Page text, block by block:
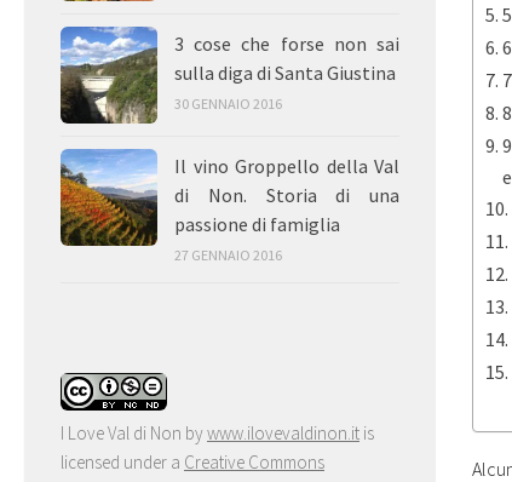
3 cose che forse non sai
sulla diga di Santa Giustina
30 GENNAIO 2016
Il vino Groppello della Val
di Non. Storia di una
passione di famiglia
27 GENNAIO 2016
I Love Val di Non bywww.ilovevaldinon.it is
licensed under a Creative Commons